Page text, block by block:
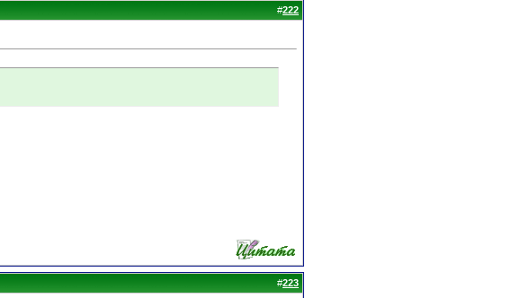
#222
#223